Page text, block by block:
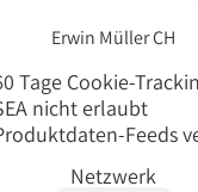
Erwin Müller CH
Tage Cookie-
nicht erlaubt
Feeds
Netzwerk